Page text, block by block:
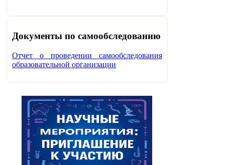
Документы по самообследованию
Отчет о проведении самообследования
образовательной организации